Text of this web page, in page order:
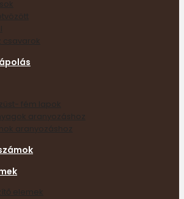
csavarok
fém lapok
aranyozáshoz
aranyozáshoz
elemek